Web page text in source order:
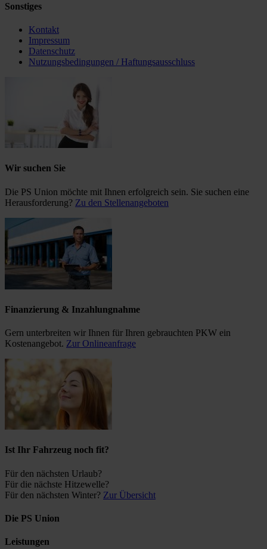
Sonstiges
Kontakt
Impressum
Datenschutz
Nutzungsbedingungen / Haftungsausschluss
Wir suchen Sie
Die PS Union möchte mit Ihnen erfolgreich sein. Sie suchen eine
Herausforderung? Zu den Stellenangeboten
Finanzierung & Inzahlungnahme
Gern unterbreiten wir Ihnen für Ihren gebrauchten PKW ein
Kostenangebot. Zur Onlineanfrage
Ist Ihr Fahrzeug noch fit?
Für den nächsten Urlaub?
Für die nächste Hitzewelle?
Für den nächsten Winter? Zur Übersicht
Die PS Union
Leistungen